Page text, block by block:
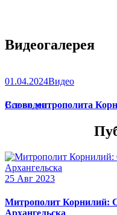
Видеогалерея
01.04.2024Видео
Слово митрополита
Все видео
25 Авг 2023
Митрополит Корнилий: